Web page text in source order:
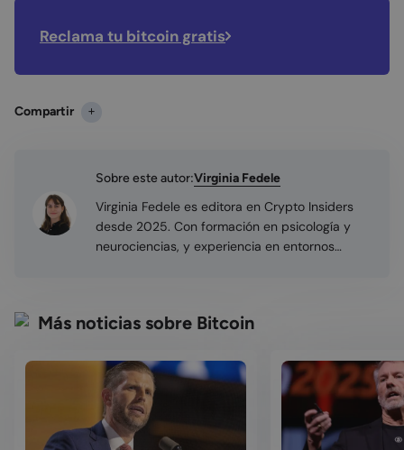
Reclama tu bitcoin gratis
Compartir
Sobre este autor:Virginia Fedele
Virginia Fedele es editora en Crypto Insiders
desde 2025. Con formación en psicología y
neurociencias, y experiencia en entornos
progresivamente, lo que orienta su trabajo a la
contenidos sobre criptomonedas y tecnología
blockchain. Con un máster en neurociencias,
Virginia aporta un enfoque analítico y
estructurado al estudio de la tecnología
blockchain y los mercados digitales.
Más noticias sobre Bitcoin